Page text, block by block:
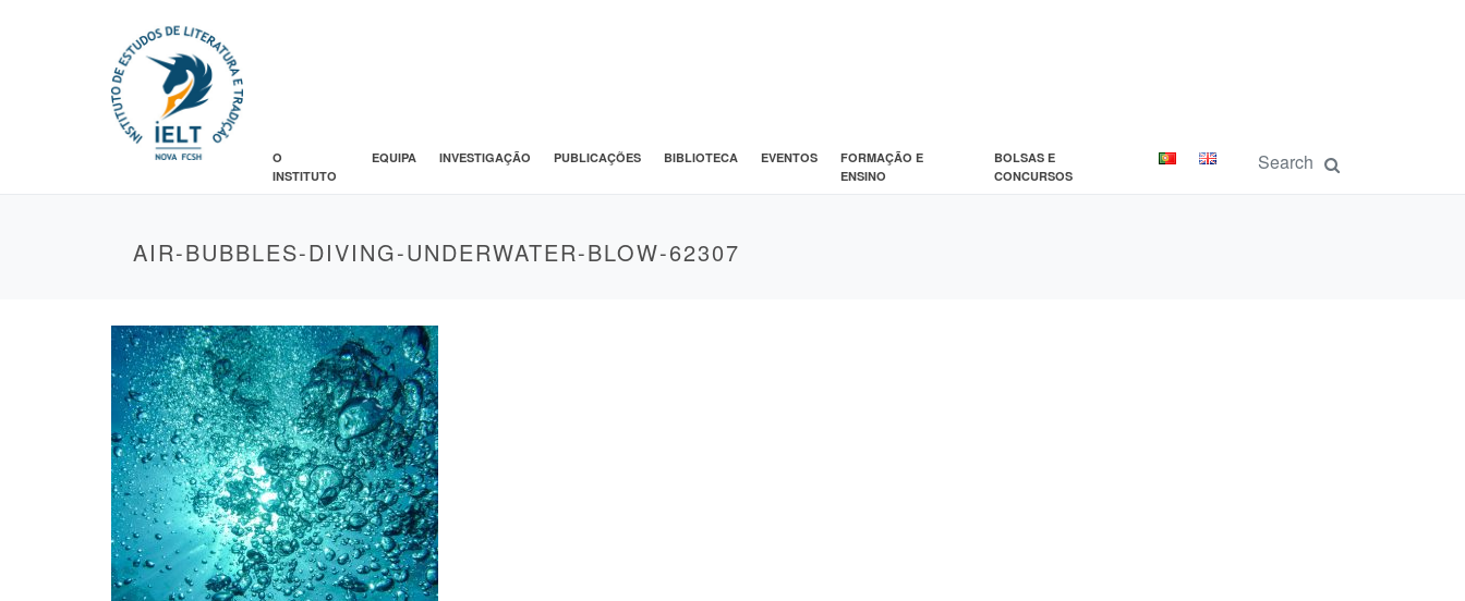
O
INSTITUTO
EQUIPA INVESTIGAÇÃO PUBLICAÇÕES BIBLIOTECA EVENTOS
FORMAÇÃO E
ENSINO
BOLSAS E
CONCURSOS
AIR-BUBBLES-DIVING-UNDERWATER-BLOW-62307